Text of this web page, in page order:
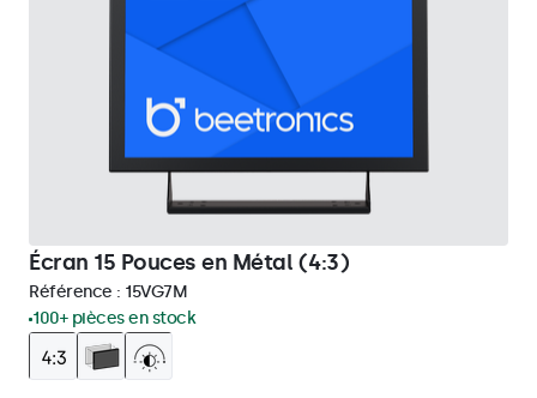
Écran 15 Pouces en Métal (4:3)
Référence : 15VG7M
100+ pièces en stock